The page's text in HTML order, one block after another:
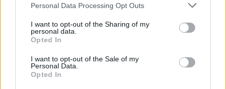
Personal Data Processing Opt Outs
I want to opt-out of the Sharing of my
personal data.
Opted In
I want to opt-out of the Sale of my
Personal Data.
Opted In
frekventált területen a Balatonnál, ebből 316 esetben
tárt fel szabálytalanságot.